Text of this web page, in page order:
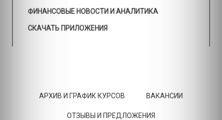
ФИНАНСОВЫЕ НОВОСТИ И АНАЛИТИКА
СКАЧАТЬ ПРИЛОЖЕНИЯ
АРХИВ И ГРАФИК КУРСОВ ВАКАНСИИ
ОТЗЫВЫ И ПРЕДЛОЖЕНИЯ